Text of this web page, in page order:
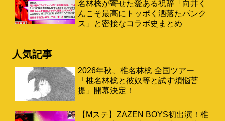
名林檎が寄せた愛ある祝辞「向井く
んこそ最高にトッポく洒落たパンク
ス」と密接なコラボ史まとめ
人気記事
2026年秋、椎名林檎 全国ツアー
「椎名林檎と彼奴等と試す煩悩菩
提」開幕決定！
【Mステ】ZAZEN BOYS初出演！椎